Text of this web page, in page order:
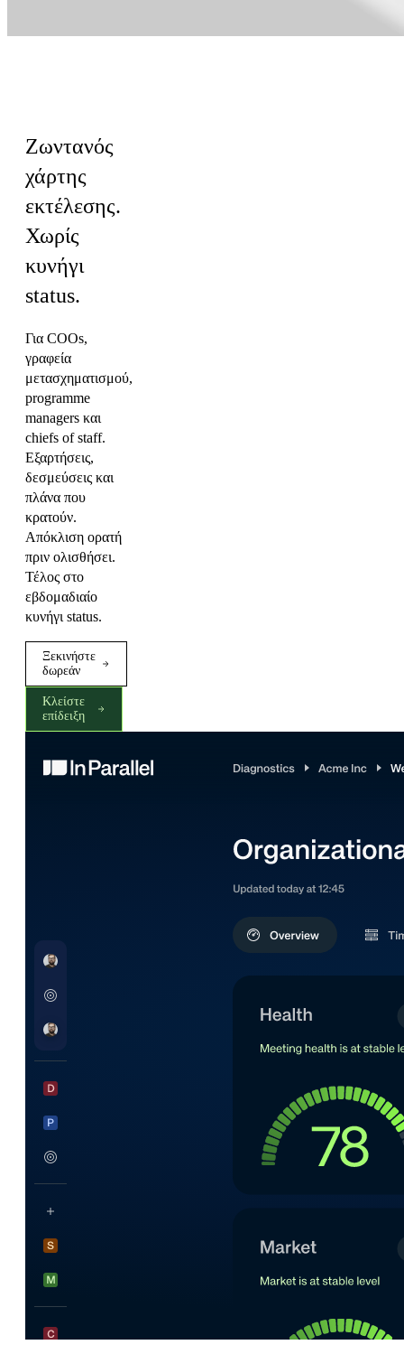
Ζωντανός
χάρτης
εκτέλεσης.
Χωρίς
κυνήγι
status.
Για COOs,
γραφεία
μετασχηματισμού,
programme
managers και
chiefs of staff.
Εξαρτήσεις,
δεσμεύσεις και
πλάνα που
κρατούν.
Απόκλιση ορατή
πριν ολισθήσει.
Τέλος στο
εβδομαδιαίο
κυνήγι status.
Ξεκινήστε
δωρεάν
Κλείστε
επίδειξη